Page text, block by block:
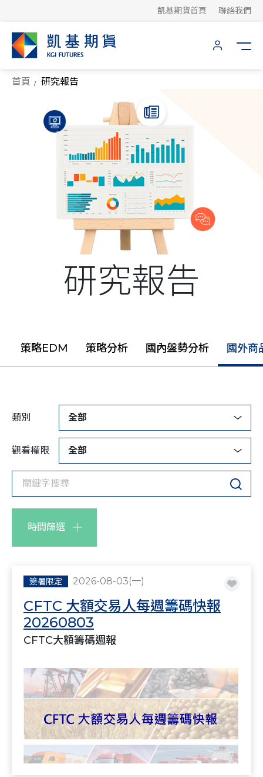
凱基期貨首頁 聯絡我們
首頁 研究報告
研究報告
策略EDM 策略分析 國內盤勢分析 國外商
類別 全部
觀看權限 全部
時間篩選
簽署限定 2026-08-03(一)
CFTC 大額交易人每週籌碼快報
20260803
CFTC大額籌碼週報